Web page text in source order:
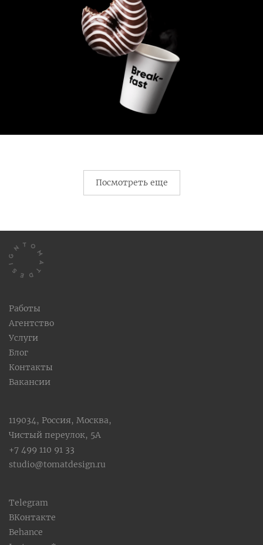
Посмотреть еще
Работы
Агентство
Услуги
Блог
Контакты
Вакансии
119034, Россия, Москва,
Чистый переулок, 5А
+7 499 110 91 33
studio@tomatdesign.ru
Telegram
ВКонтакте
Behance